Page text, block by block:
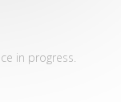
in progress.